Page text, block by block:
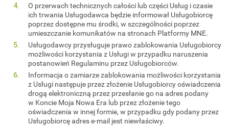
O przerwach technicznych całości lub części Usług i czasie
ich trwania Usługodawca będzie informował Usługobiorcę
poprzez dostępne mu środki, w szczególności poprzez
umieszczanie komunikatów na stronach Platformy MNE.
Usługodawcy przysługuje prawo zablokowania Usługobiorcy
możliwości korzystania z Usługi w przypadku naruszenia
postanowień Regulaminu przez Usługobiorców.
Informacja o zamiarze zablokowania możliwości korzystania
z Usługi następuje przez złożenie Usługobiorcy oświadczenia
drogą elektroniczną przez przesłanie go na adres podany
w Koncie Moja Nowa Era lub przez złożenie tego
oświadczenia w innej formie, w przypadku gdy podany przez
Usługobiorcę adres e-mail jest niewłaściwy.